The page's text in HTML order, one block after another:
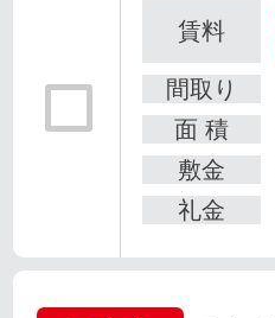
賃料
間取り
面 積
敷金
礼金